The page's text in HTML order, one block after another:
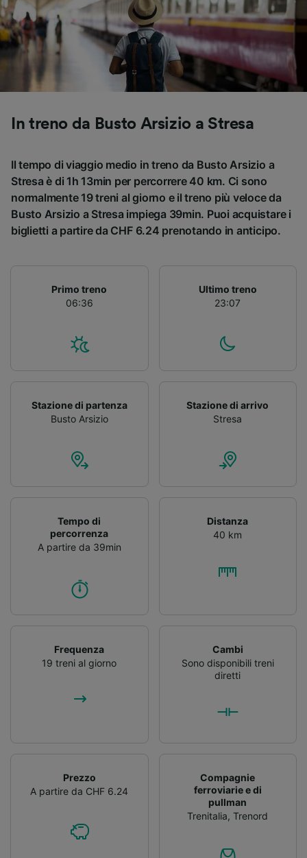
In treno da Busto Arsizio a Stresa
Il tempo di viaggio medio in treno da Busto Arsizio a
Stresa è di 1h 13min per percorrere 40 km. Ci sono
normalmente 19 treni al giorno e il treno più veloce da
Busto Arsizio a Stresa impiega 39min. Puoi acquistare i
biglietti a partire da CHF 6.24 prenotando in anticipo.
Primo treno
06:36
Ultimo treno
23:07
Stazione di partenza
Busto Arsizio
Stazione di arrivo
Stresa
Tempo di
percorrenza
A partire da 39min
Distanza
40 km
Frequenza
19 treni al giorno
Cambi
Sono disponibili treni
diretti
Prezzo
A partire da CHF 6.24
Compagnie
ferroviarie e di
pullman
Trenitalia,Trenord
Utilizzare dati di geolocalizzazione precisi.
Scansione attiva delle caratteristiche del
dispositivo ai fini dell’identificazione.
Archiviare informazioni su dispositivo e/o
accedervi. Pubblicità e contenuti
personalizzati, misurazione delle prestazioni
dei contenuti e degli annunci, ricerche sul